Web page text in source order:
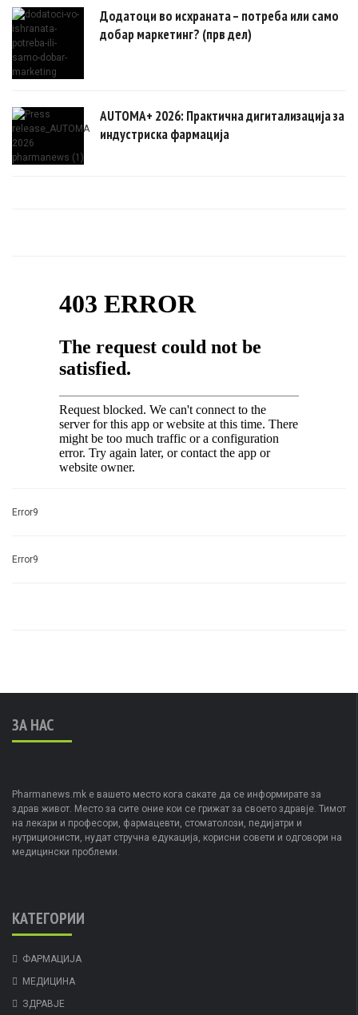
Додатоци во исхраната – потреба или само
добар маркетинг? (прв дел)
AUTOMA+ 2026: Практична дигитализација за
индустриска фармација
Error9
Error9
ЗА НАС
Pharmanews.mk е вашето место кога сакате да се информирате за
здрав живот. Место за сите оние кои се грижат за своето здравје. Тимот
на лекари и професори, фармацевти, стоматолози, педијатри и
нутриционисти, нудат стручна едукација, корисни совети и одговори на
медицински проблеми.
КАТЕГОРИИ
ФАРМАЦИЈА
МЕДИЦИНА
ЗДРАВЈЕ